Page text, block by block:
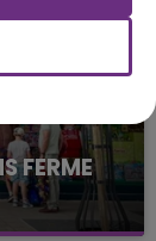
FERME
ville